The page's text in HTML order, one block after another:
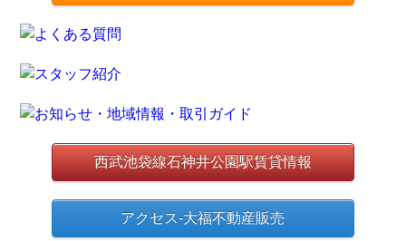
西武池袋線石神井公園駅賃貸情報
アクセス-大福不動産販売